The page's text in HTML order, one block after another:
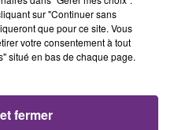
THOMPSON
Ain't Nobody (loves Me
sur "Continuer sans
que pour ce site. Vous
votre consentement à tout
situé en bas de chaque page.
fermer